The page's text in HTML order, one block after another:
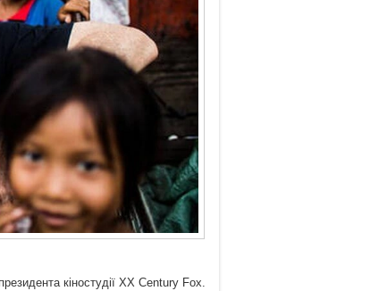
кіностудії XX Century Fox.